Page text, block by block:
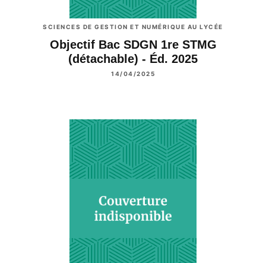
SCIENCES DE GESTION ET NUMÉRIQUE AU LYCÉE
Objectif Bac SDGN 1re STMG
(détachable) - Éd. 2025
14/04/2025